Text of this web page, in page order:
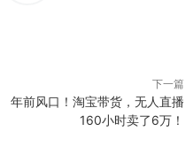
下一篇
年前风口！淘宝带货，无人直播
160小时卖了6万！